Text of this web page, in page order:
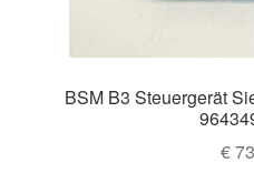
BSM B3 Steuergerät
€